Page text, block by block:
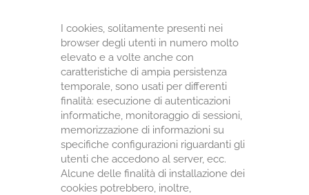
I cookies, solitamente presenti nei
browser degli utenti in numero molto
elevato e a volte anche con
caratteristiche di ampia persistenza
temporale, sono usati per differenti
finalità: esecuzione di autenticazioni
informatiche, monitoraggio di sessioni,
memorizzazione di informazioni su
specifiche configurazioni riguardanti gli
utenti che accedono al server, ecc.
Alcune delle finalità di installazione dei
cookies potrebbero, inoltre,